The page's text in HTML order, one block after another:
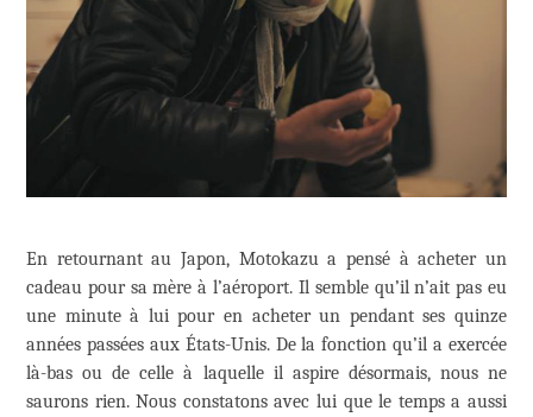
En retournant au Japon, Motokazu a pensé à acheter un
cadeau pour sa mère à l’aéroport. Il semble qu’il n’ait pas eu
une minute à lui pour en acheter un pendant ses quinze
années passées aux États-Unis. De la fonction qu’il a exercée
là-bas ou de celle à laquelle il aspire désormais, nous ne
saurons rien. Nous constatons avec lui que le temps a aussi